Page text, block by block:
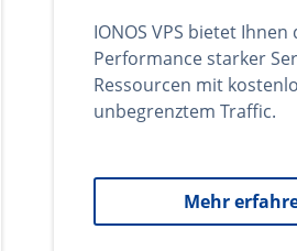
IONOS VPS bietet Ihnen
Performance starker
Ressourcen mit
unbegrenztem Traffic.
Mehr